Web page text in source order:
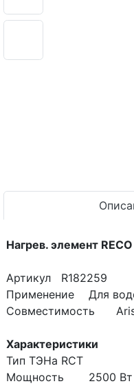
Нагрев. элемент
Артикул
R182259
Применение
Для
Совместимость
Характеристики
Тип ТЭНа RCT
Мощность
2500 Вт